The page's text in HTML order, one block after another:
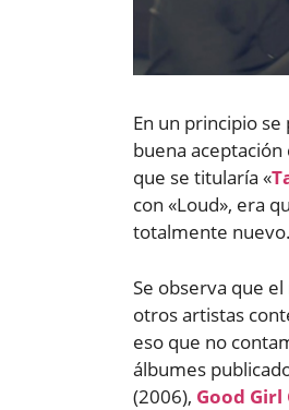
En un principio
buena
que se titularía «
con «Loud», era
totalmente nuevo.
Se observa que
otros artistas
eso que no
álbumes
(2006), Good Girl